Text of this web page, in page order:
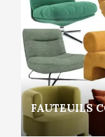
FAUTEUILS